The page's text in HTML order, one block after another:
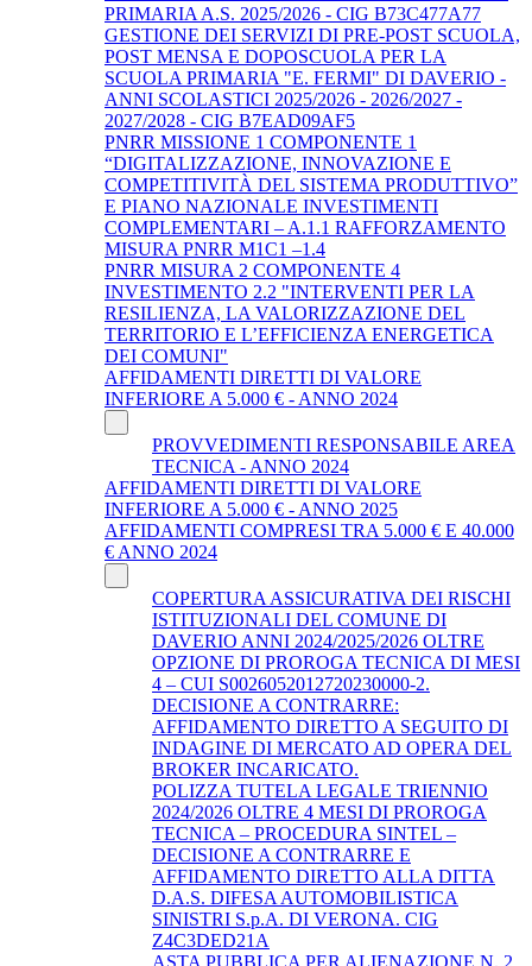
PRIMARIA A.S. 2025/2026 - CIG B73C477A77
GESTIONE DEI SERVIZI DI PRE-POST SCUOLA,
POST MENSA E DOPOSCUOLA PER LA
SCUOLA PRIMARIA "E. FERMI" DI DAVERIO -
ANNI SCOLASTICI 2025/2026 - 2026/2027 -
2027/2028 - CIG B7EAD09AF5
PNRR MISSIONE 1 COMPONENTE 1
“DIGITALIZZAZIONE, INNOVAZIONE E
COMPETITIVITÀ DEL SISTEMA PRODUTTIVO”
E PIANO NAZIONALE INVESTIMENTI
COMPLEMENTARI – A.1.1 RAFFORZAMENTO
MISURA PNRR M1C1 –1.4
PNRR MISURA 2 COMPONENTE 4
INVESTIMENTO 2.2 "INTERVENTI PER LA
RESILIENZA, LA VALORIZZAZIONE DEL
TERRITORIO E L’EFFICIENZA ENERGETICA
DEI COMUNI"
AFFIDAMENTI DIRETTI DI VALORE
INFERIORE A 5.000 € - ANNO 2024
PROVVEDIMENTI RESPONSABILE AREA
TECNICA - ANNO 2024
AFFIDAMENTI DIRETTI DI VALORE
INFERIORE A 5.000 € - ANNO 2025
AFFIDAMENTI COMPRESI TRA 5.000 € E 40.000
€ ANNO 2024
COPERTURA ASSICURATIVA DEI RISCHI
ISTITUZIONALI DEL COMUNE DI
DAVERIO ANNI 2024/2025/2026 OLTRE
OPZIONE DI PROROGA TECNICA DI MESI
4 – CUI S0026052012720230000-2.
DECISIONE A CONTRARRE:
AFFIDAMENTO DIRETTO A SEGUITO DI
INDAGINE DI MERCATO AD OPERA DEL
BROKER INCARICATO.
POLIZZA TUTELA LEGALE TRIENNIO
2024/2026 OLTRE 4 MESI DI PROROGA
TECNICA – PROCEDURA SINTEL –
DECISIONE A CONTRARRE E
AFFIDAMENTO DIRETTO ALLA DITTA
D.A.S. DIFESA AUTOMOBILISTICA
SINISTRI S.p.A. DI VERONA. CIG
Z4C3DED21A
ASTA PUBBLICA PER ALIENAZIONE N. 2